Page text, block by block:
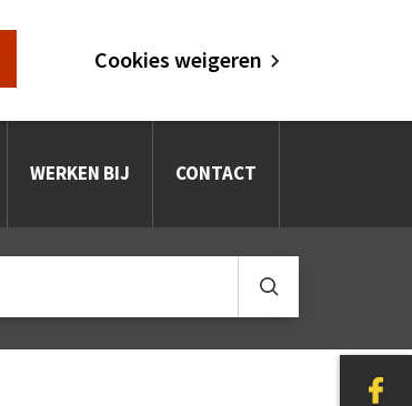
Cookies weigeren
WERKEN BIJ CONTACT